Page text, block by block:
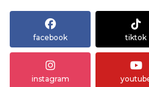
facebook tiktok
instagram